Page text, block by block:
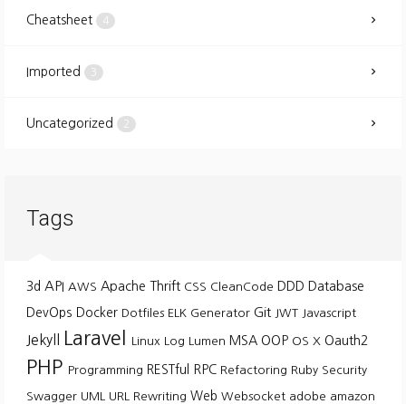
Cheatsheet 4
Imported 3
Uncategorized 2
Tags
3d API AWS Apache Thrift CSS CleanCode DDD Database
DevOps Docker Dotfiles ELK Generator Git JWT Javascript
Jekyll Laravel Linux Log Lumen MSA OOP OS X Oauth2
PHP Programming RESTful RPC Refactoring Ruby Security
Swagger UML URL Rewriting Web Websocket adobe amazon